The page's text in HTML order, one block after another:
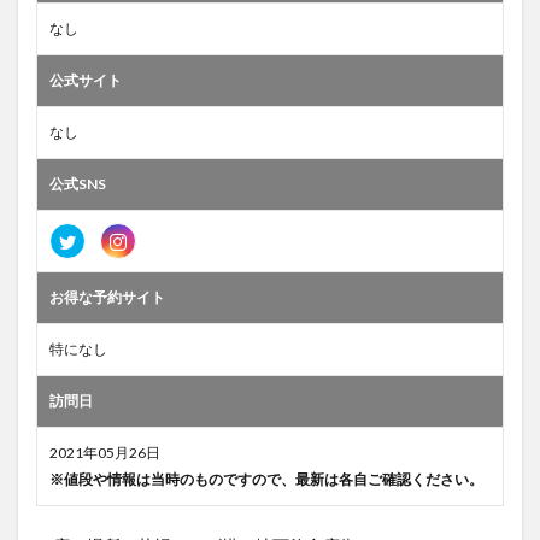
なし
公式サイト
なし
公式SNS
お得な予約サイト
特になし
訪問日
2021年05月26日
※値段や情報は当時のものですので、最新は各自ご確認ください。